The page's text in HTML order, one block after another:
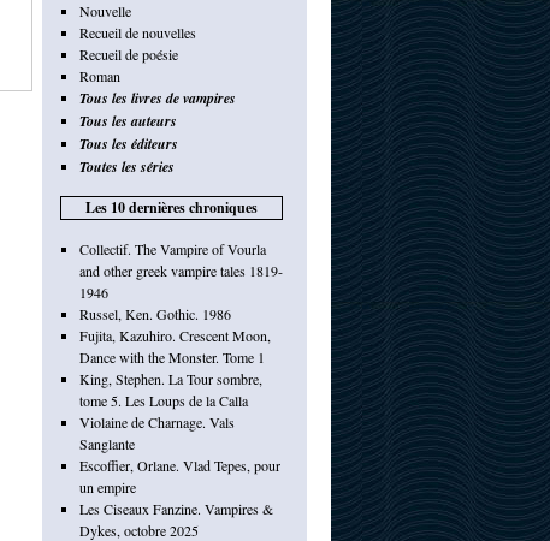
Nouvelle
Recueil de nouvelles
Recueil de poésie
Roman
Tous les livres de vampires
Tous les auteurs
Tous les éditeurs
Toutes les séries
Les 10 dernières chroniques
Collectif. The Vampire of Vourla
and other greek vampire tales 1819-
1946
Russel, Ken. Gothic. 1986
Fujita, Kazuhiro. Crescent Moon,
Dance with the Monster. Tome 1
King, Stephen. La Tour sombre,
tome 5. Les Loups de la Calla
Violaine de Charnage. Vals
Sanglante
Escoffier, Orlane. Vlad Tepes, pour
un empire
Les Ciseaux Fanzine. Vampires &
Dykes, octobre 2025